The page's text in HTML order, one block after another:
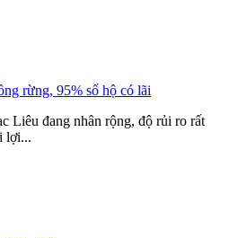
rừng, 95% số hộ có lãi
Liêu đang nhân rộng, độ rủi ro rất
lợi...